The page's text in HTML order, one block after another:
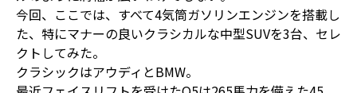
今回、ここでは、すべて4気筒ガソリンエンジンを搭載し
た、特にマナーの良いクラシカルな中型SUVを3台、セレ
クトしてみた。
クラシックはアウディとBMW。